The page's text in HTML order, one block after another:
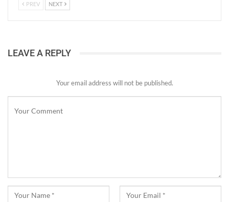
PREV NEXT
LEAVE A REPLY
Your email address will not be published.